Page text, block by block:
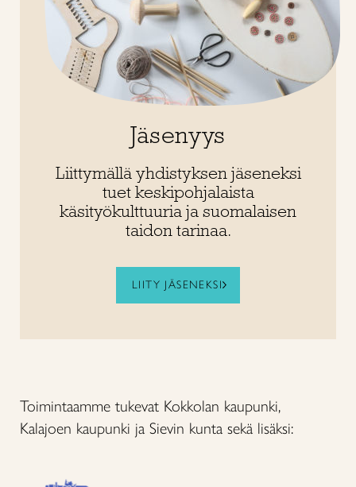
Jäsenyys
Liittymällä yhdistyksen jäseneksi
tuet keskipohjalaista
käsityökulttuuria ja suomalaisen
taidon tarinaa.
LIITY JÄSENEKSI
Toimintaamme tukevat Kokkolan kaupunki,
Kalajoen kaupunki ja Sievin kunta sekä lisäksi: